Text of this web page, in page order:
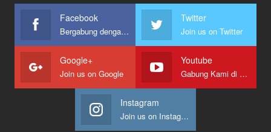
Facebook
Bergabung dengan kami
Twitter
Join us on Twitter
Google+
Join us on Google
Youtube
Gabung Kami di Youtube
Instagram
Join us on Instagram